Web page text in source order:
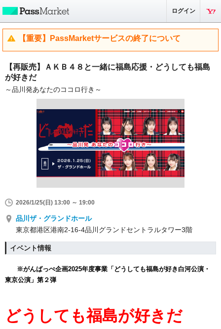
ログイン
【重要】PassMarketサービスの終了について
【再販売】ＡＫＢ４８と一緒に福島応援・どうしても福島
が好きだ
～品川発あなたのココロ行き～
2026/1/25(日) 13:00 ～ 19:00
品川ザ・グランドホール
東京都港区港南2-16-4品川グランドセントラルタワー3階
イベント情報
※がんばっぺ企画2025年度事業「どうしても福島が好き白河公演・
東京公演」第２弾
どうしても福島が好きだ